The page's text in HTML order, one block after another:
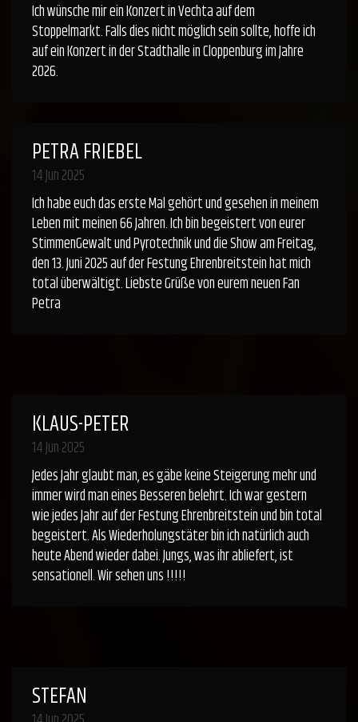
Ich wünsche mir ein Konzert in Vechta auf dem
Stoppelmarkt. Falls dies nicht möglich sein sollte, hoffe ich
auf ein Konzert in der Stadthalle in Cloppenburg im Jahre
2026.
PETRA FRIEBEL
14 Jun 2025
Ich habe euch das erste Mal gehört und gesehen in meinem
Leben mit meinen 66 Jahren. Ich bin begeistert von eurer
StimmenGewalt und Pyrotechnik und die Show am Freitag,
den 13. Juni 2025 auf der Festung Ehrenbreitstein hat mich
total überwältigt. Liebste Grüße von eurem neuen Fan
Petra
KLAUS-PETER
14 Jun 2025
Jedes Jahr glaubt man, es gäbe keine Steigerung mehr und
immer wird man eines Besseren belehrt. Ich war gestern
wie jedes Jahr auf der Festung Ehrenbreitstein und bin total
begeistert. Als Wiederholungstäter bin ich natürlich auch
heute Abend wieder dabei. Jungs, was ihr abliefert, ist
sensationell. Wir sehen uns !!!!!
STEFAN